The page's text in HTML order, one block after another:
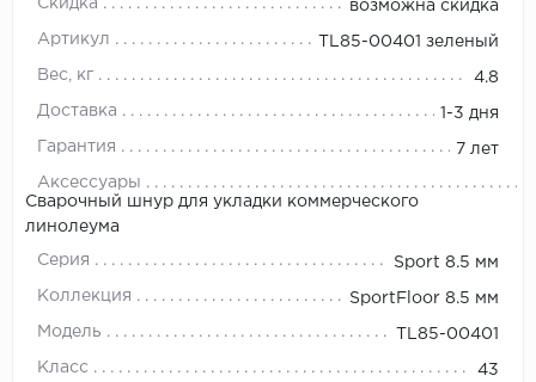
Скидка возможна скидка
Артикул TL85-00401 зеленый
Вес, кг 4.8
Доставка 1-3 дня
Гарантия 7 лет
Аксессуары
Сварочный шнур для укладки коммерческого
линолеума
Серия Sport 8.5 мм
Коллекция SportFloor 8.5 мм
Модель TL85-00401
Класс 43